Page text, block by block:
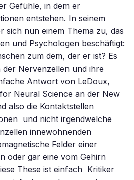
Gefühle, in dem er
entstehen. In seinem
sich nun einem Thema zu, das
und Psychologen beschäftigt:
zum dem, der er ist? Es
der Nervenzellen und ihre
Antwort von LeDoux,
Neural Science an der New
also die Kontaktstellen
 und nicht irgendwelche
innewohnenden
Felder einer
oder gar eine vom Gehirn
These ist einfach  Kritiker